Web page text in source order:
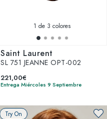
1 de 3 colores
Saint Laurent
SL 751 JEANNE OPT-002
221,00€
Entrega Miércoles 9 Septiembre
Try On